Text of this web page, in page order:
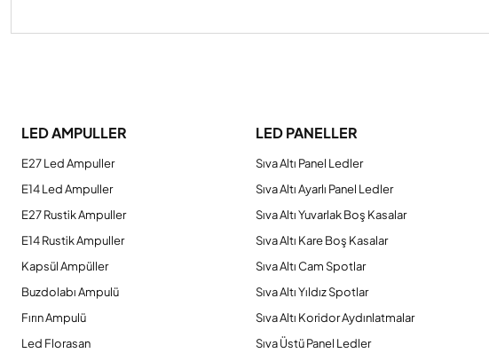
Ürün resmi kalitesiz, bozuk veya görüntülenemiyor.
Ürün açıklamasında eksik bilgiler bulunuyor.
Ürün bilgilerinde hatalar bulunuyor.
Ürün fiyatı diğer sitelerden daha pahalı.
Bu ürüne benzer farklı alternatifler olmalı.
LED AMPULLER
E27 Led Ampuller
E14 Led Ampuller
E27 Rustik Ampuller
E14 Rustik Ampuller
Kapsül Ampüller
Buzdolabı Ampulü
Fırın Ampulü
Led Florasan
LED PANELLER
Sıva Altı Panel Ledler
Sıva Altı Ayarlı Panel Ledler
Sıva Altı Yuvarlak Boş Kasalar
Sıva Altı Kare Boş Kasalar
Sıva Altı Cam Spotlar
Sıva Altı Yıldız Spotlar
Sıva Altı Koridor Aydınlatmalar
Sıva Üstü Panel Ledler